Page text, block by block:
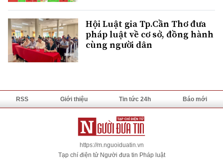
Hội Luật gia Tp.Cần Thơ đưa
pháp luật về cơ sở, đồng hành
cùng người dân
RSS Giới thiệu Tin tức 24h Báo mới
https://m.nguoiduatin.vn
Tạp chí điện tử Người đưa tin Pháp luật